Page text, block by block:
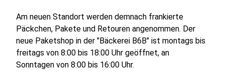
Am neuen Standort werden demnach frankierte
Päckchen, Pakete und Retouren angenommen. Der
neue Paketshop in der "Bäckerei B6B" ist montags bis
freitags von 8:00 bis 18:00 Uhr geöffnet, an
Sonntagen von 8:00 bis 16:00 Uhr.